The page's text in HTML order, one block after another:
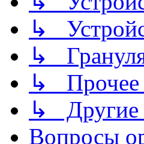
↳
↳
↳ Прочее
↳ Другие
Вопросы